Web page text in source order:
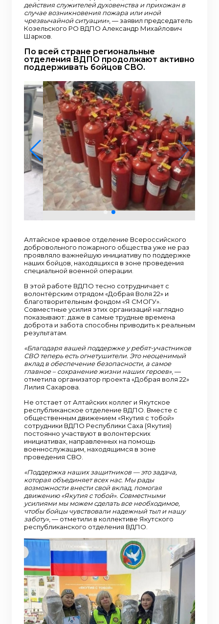
действия служителей духовенства и прихожан в
случае возникновения пожара или иной
чрезвычайной ситуации», — заявил председатель
Козельского РО ВДПО Александр Михайлович
Шарков.
По всей стране региональные
отделения ВДПО продолжают активно
поддерживать бойцов СВО.
Алтайское краевое отделение Всероссийского
добровольного пожарного общества уже не раз
проявляло важнейшую инициативу по поддержке
наших бойцов, находящихся в зоне проведения
специальной военной операции.
В этой работе ВДПО тесно сотрудничает с
волонтёрским отрядом «Добрая Воля 22» и
благотворительным фондом «Я СМОГУ».
Совместные усилия этих организаций наглядно
показывают: даже в самые трудные времена
доброта и забота способны приводить к реальным
результатам.
«Благодаря вашей поддержке у ребят-участников
СВО теперь есть огнетушители. Это неоценимый
вклад в обеспечение безопасности, а самое
главное – сохранение жизни наших героев», —
отметила организатор проекта «Добрая воля 22»
Лилия Сахарова.
Не отстает от Алтайских коллег и Якутское
республиканское отделение ВДПО. Вместе с
общественным движением «Якутия с тобой»
сотрудники ВДПО Республики Саха (Якутия)
постоянно участвуют в волонтерских
инициативах, направленных на помощь
военнослужащим, находящимся в зоне
проведения СВО.
«Поддержка наших защитников — это задача,
которая объединяет всех нас. Мы рады
возможности внести свой вклад, помогая
движению «Якутия с тобой». Совместными
усилиями мы можем сделать все необходимое,
чтобы бойцы чувствовали надежный тыл и нашу
заботу», — отметили в коллективе Якутского
республиканского отделения ВДПО.